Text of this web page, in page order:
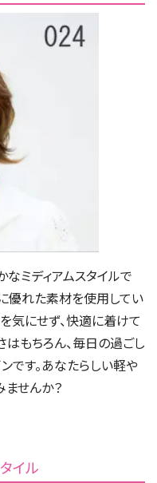
なミディアムスタイルで
優れた素材を使用してい
気にせず、快適に着けて
はもちろん、毎日の過ごし
です。あなたらしい軽や
ませんか？
イル